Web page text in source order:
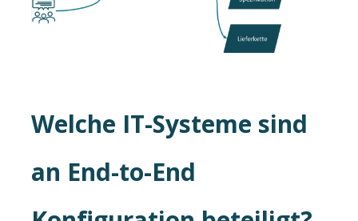
Welche IT-Systeme sind
an End-to-End